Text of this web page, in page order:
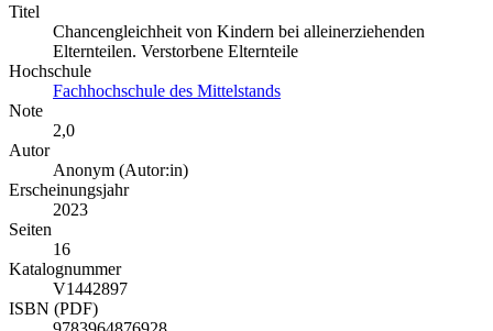
Titel
Chancengleichheit von Kindern bei alleinerziehenden
Elternteilen. Verstorbene Elternteile
Hochschule
Fachhochschule des Mittelstands
Note
2,0
Autor
Anonym (Autor:in)
Erscheinungsjahr
2023
Seiten
16
Katalognummer
V1442897
ISBN (PDF)